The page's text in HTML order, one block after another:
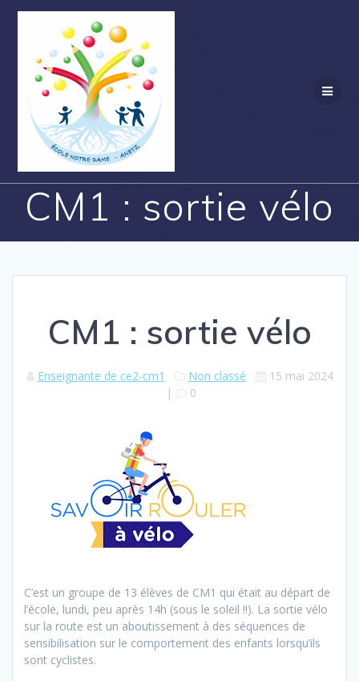
CM1 : sortie vélo
CM1 : sortie vélo
Enseignante de ce2-cm1 Non classé
15 mai 2024
|
0
C’est un groupe de 13 élèves de CM1 qui était au départ de
l’école, lundi, peu après 14h (sous le soleil !!). La sortie vélo
sur la route est un aboutissement à des séquences de
sensibilisation sur le comportement des enfants lorsqu’ils
sont cyclistes.